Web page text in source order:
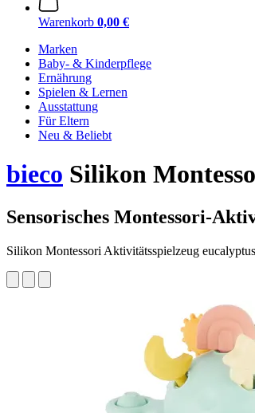
Warenkorb 0,00 €
Marken
Baby- & Kinderpflege
Ernährung
Spielen & Lernen
Ausstattung
Für Eltern
Neu & Beliebt
bieco Silikon
Sensorisches Montessori-
Silikon Montessori Aktivitätsspielzeug eucalyptus